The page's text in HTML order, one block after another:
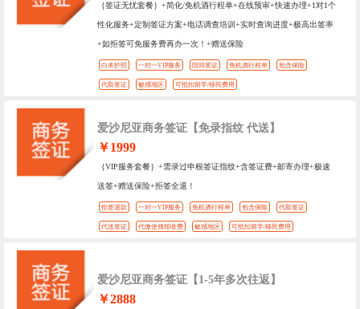
｛签证无忧套餐｝+简化/免机酒行程单+在线预审+快速办理+1对1个
性化服务+定制签证方案+电话调查培训+实时查询进度+极高出签率
+如拒签可免服务费再办一次！+赠送保险
白本护照 一对一VIP服务 陪同签证 免机酒行程单 包含保险
代取签证 敏感地区 可抵扣留学/移民费用
爱沙尼亚商务签证【免录指纹 代送】
￥1999
｛VIP服务套餐｝+需录过申根签证指纹+含签证费+邮寄办理+极速
送签+赠送保险+拒签全退！
拒签退款 一对一VIP服务 免机酒行程单 包含保险 代取签证
代送签证 代缴使领馆收费 敏感地区 可抵扣留学/移民费用
爱沙尼亚商务签证【1-5年多次往返】
￥2888